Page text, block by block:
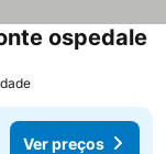
ospedale
Ver preços